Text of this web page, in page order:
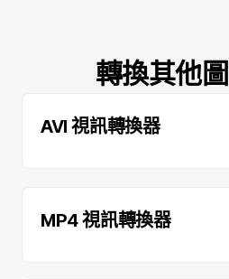
轉換其他
AVI 視訊轉換器
MP4 視訊轉換器